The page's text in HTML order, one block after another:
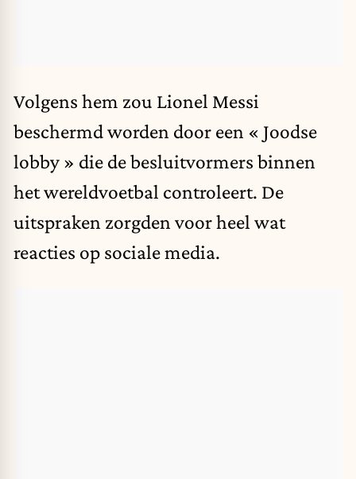
Volgens hem zou Lionel Messi
beschermd worden door een « Joodse
lobby » die de besluitvormers binnen
het wereldvoetbal controleert. De
uitspraken zorgden voor heel wat
reacties op sociale media.